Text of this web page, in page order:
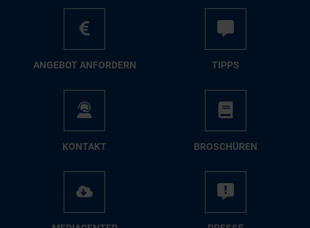
AN­GE­BOT AN­FOR­DERN TIPPS
KON­TAKT BRO­SCHÜ­REN